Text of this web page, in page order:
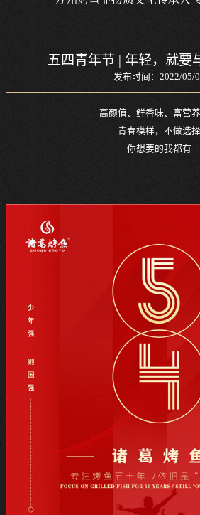
五四青年节 | 年轻，就要
发布时间：2022/05/
高颜值、鲜香味、富营
青春模样，不做选择
你想要的我都有